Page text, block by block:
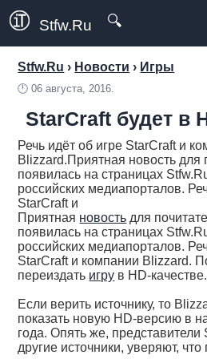
Stfw.Ru 🔍
Stfw.Ru › Новости › Игры
🕛06 августа, 2016.
StarCraft будет в
Речь идёт об игре StarCraft и
Blizzard.Приятная новость для
появилась на страницах
российских медиапорталов.
StarCraft и
Приятная новость для
появилась на страницах
российских медиапорталов.
StarCraft и компании Blizzard.
переиздать игру в HD-качестве.
Если верить источнику, то
показать новую HD-версию в
года. Опять же, представители
другие источники, уверяют, что